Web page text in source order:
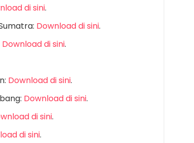
di sini.
Download di sini.
Download di sini.
Download di sini.
Download di sini.
di sini.
di sini.